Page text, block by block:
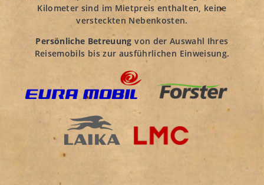
Kilometer sind im Mietpreis enthalten, keine
versteckten Nebenkosten.
Persönliche Betreuung von der Auswahl Ihres
Reisemobils bis zur ausführlichen Einweisung.